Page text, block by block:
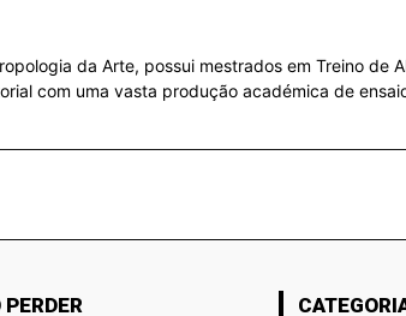
da Arte, possui mestrados em Treino de
com uma vasta produção académica de